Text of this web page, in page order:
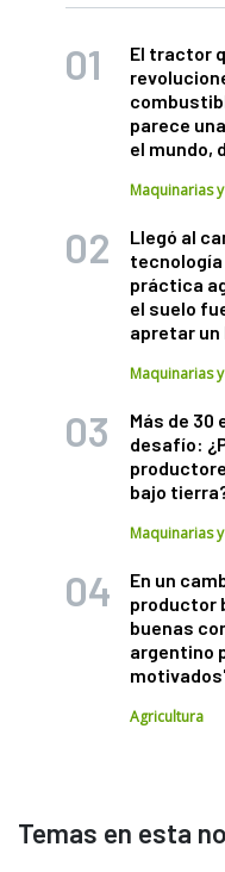
El tractor
parece
el mundo,
Maquinarias
Llegó al
práctica
el suelo
apretar un
Maquinarias
Más de 30
desafío:
bajo
Maquinarias
En un
productor
buenas
argentino
Agricultura
Temas en esta